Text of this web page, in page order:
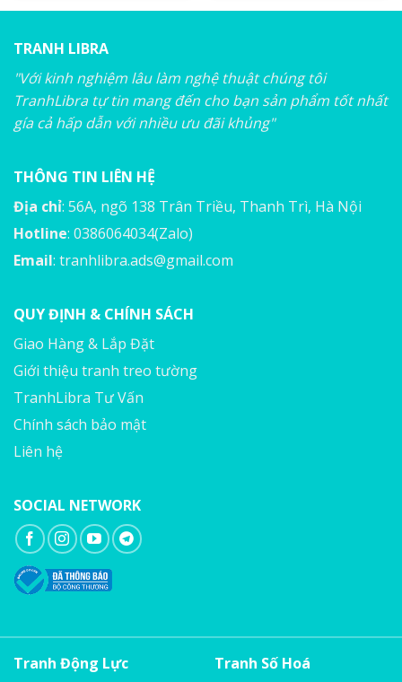
TRANH LIBRA
"Với kinh nghiệm lâu làm nghệ thuật chúng tôi
TranhLibra tự tin mang đến cho bạn sản phẩm tốt nhất
gía cả hấp dẫn với nhiều ưu đãi khủng"
THÔNG TIN LIÊN HỆ
Địa chỉ: 56A, ngõ 138 Trân Triều, Thanh Trì, Hà Nội
Hotline: 0386064034(Zalo)
Email: tranhlibra.ads@gmail.com
QUY ĐỊNH & CHÍNH SÁCH
Giao Hàng & Lắp Đặt
Giới thiệu tranh treo tường
TranhLibra Tư Vấn
Chính sách bảo mật
Liên hệ
SOCIAL NETWORK
Tranh Động Lực
Tranh Số Hoá